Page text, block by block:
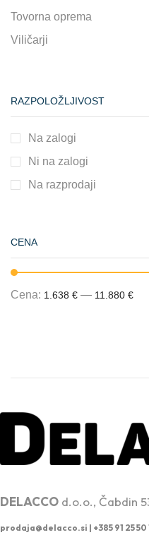
Tovorna oprema
Viličarji
RAZPOLOŽLJIVOST
Na zalogi
Ni na zalogi
Na razprodaji
CENA
Cena: 1.638 € — 11.880 €
DELACCO d.o.o., Čabdin
prodaja@delacco.si | +385 91 25